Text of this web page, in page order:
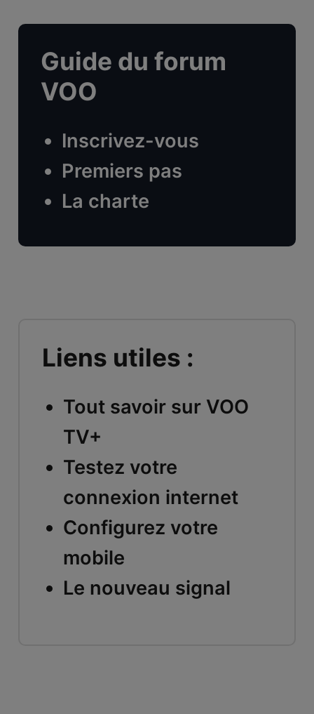
Guide du forum
VOO
Inscrivez-vous
Premiers pas
La charte
Liens utiles :
Tout savoir sur VOO
TV+
Testez votre
connexion internet
Configurez votre
mobile
Le nouveau signal